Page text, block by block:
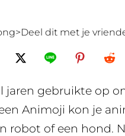
dit met je
jaren gebruikte op
Animoji kon je
robot of een hond.